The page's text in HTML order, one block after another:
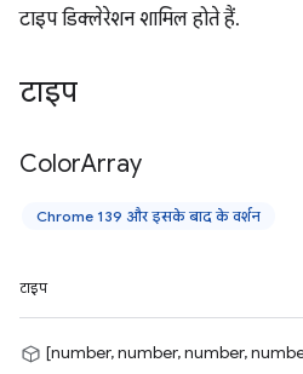
टाइप डिक्लेरेशन शामिल होते हैं.
टाइप
ColorArray
Chrome 139 और इसके बाद के वर्शन
टाइप
[number, number, number,